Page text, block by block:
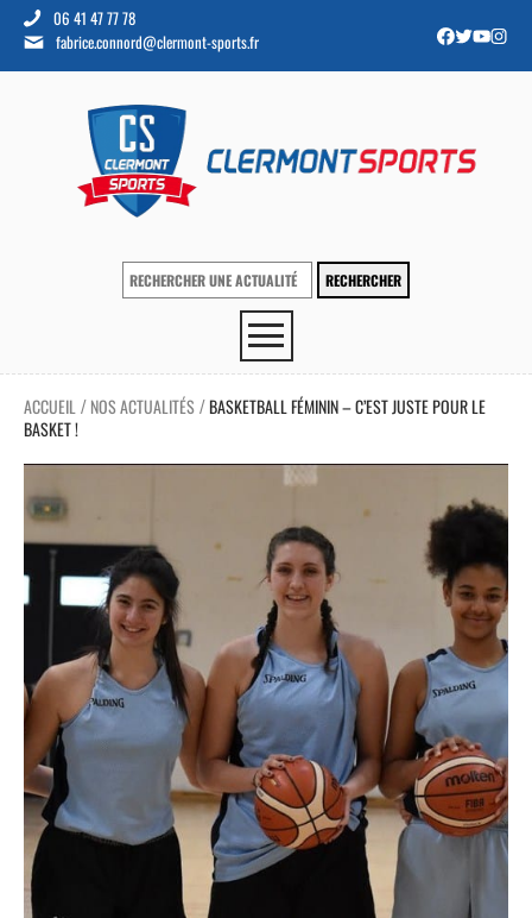
06 41 47 77 78
fabrice.connord@clermont-sports.fr
ACCUEIL / NOS ACTUALITÉS /BASKETBALL FÉMININ – C’EST JUSTE POUR LE
BASKET !